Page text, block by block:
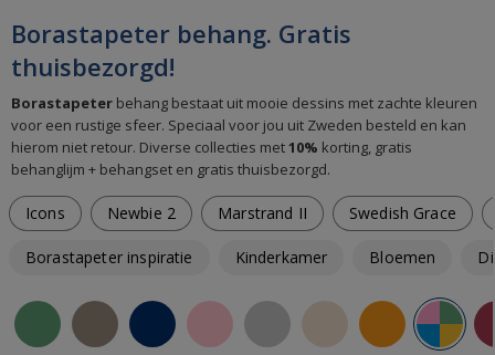
Borastapeter behang. Gratis
thuisbezorgd!
Borastapeter behang bestaat uit mooie dessins met zachte kleuren
voor een rustige sfeer. Speciaal voor jou uit Zweden besteld en kan
hierom niet retour. Diverse collecties met10% korting, gratis
behanglijm + behangset en gratis thuisbezorgd.
Icons Newbie 2 Marstrand II Swedish Grace
Borastapeter inspiratie Kinderkamer Bloemen